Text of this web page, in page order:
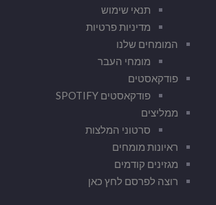
תנאי שימוש
מדיניות פרטיות
המומחים שלנו
מומחי העבר
פודקאסטים
פודקאסטים SPOTIFY
ממליצים
סרטוני המלצות
ראיונות מומחים
מגזינים קודמים
רוצה לפרסם לחץ כאן